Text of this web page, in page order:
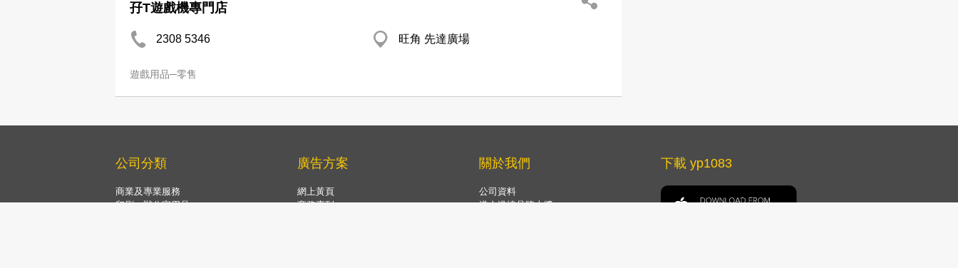
孖T遊戲機專門店
2308 5346 旺角 先達廣場
遊戲用品─零售
公司分類
商業及專業服務
印刷、辦公室用品
廣告方案
網上黃頁
商務專刊
關於我們
公司資料
港人港情品牌大獎
下載 yp1083